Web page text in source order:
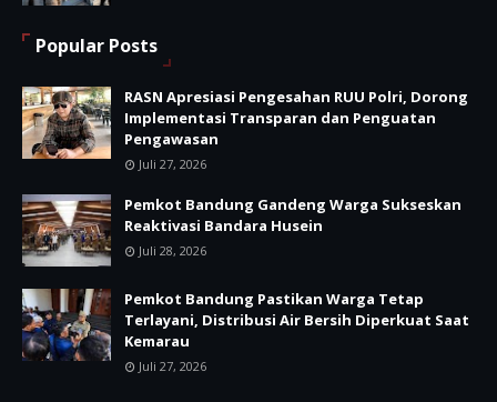
Popular Posts
RASN Apresiasi Pengesahan RUU Polri, Dorong
Implementasi Transparan dan Penguatan
Pengawasan
Juli 27, 2026
Pemkot Bandung Gandeng Warga Sukseskan
Reaktivasi Bandara Husein
Juli 28, 2026
Pemkot Bandung Pastikan Warga Tetap
Terlayani, Distribusi Air Bersih Diperkuat Saat
Kemarau
Juli 27, 2026